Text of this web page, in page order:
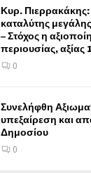
Κυρ.
καταλύτης
– Στόχος η
περιουσίας,
0
Συνελήφθη
υπεξαίρεση και
Δημοσίου
0